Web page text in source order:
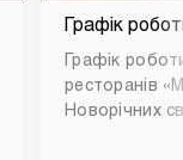
Графік
Графік
ресторанів
Новорічних